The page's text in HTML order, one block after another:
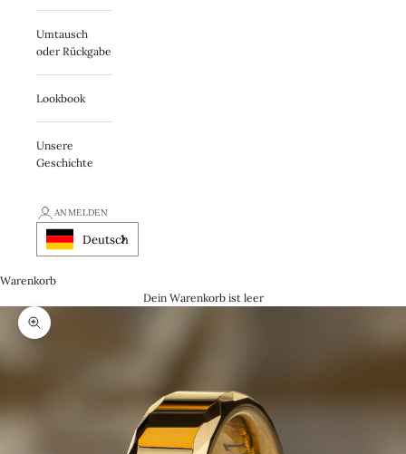
Umtausch
oder Rückgabe
Lookbook
Unsere
Geschichte
ANMELDEN
Deutsch
Warenkorb
Dein Warenkorb ist leer
Zooma